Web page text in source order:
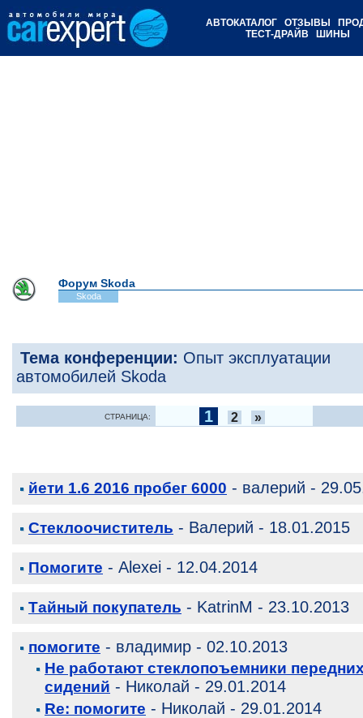
АВТОКАТАЛОГ ОТЗЫВЫ
ТЕСТ-ДРАЙВ
ШИНЫ
Форум Skoda
Skoda
Тема конференции: Опыт эксплуатации
автомобилей Skoda
СТРАНИЦА: 1 2 »
йети 1.6 2016 пробег 6000 - валерий -
Стеклоочиститель - Валерий - 18.01.2015
Помогите - Alexei - 12.04.2014
Тайный покупатель - KatrinM - 23.10.2013
помогите - владимир - 02.10.2013
Не работают стеклопоъемники
сидений - Николай - 29.01.2014
Re: помогите - Николай - 29.01.2014